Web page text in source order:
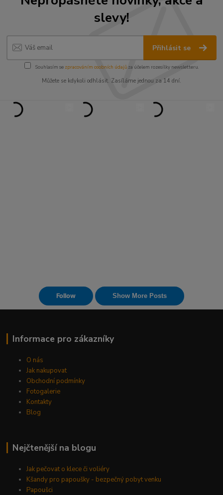
slevy!
Přihlásit se
Souhlasím se zpracováním osobních údajůza účelem rozesílky newsletteru.
Můžete se kdykoli odhlásit. Zasíláme jednou za 14 dní.
Informace pro zákazníky
O nás
Jak nakupovat
Obchodní podmínky
Fotogalerie
Kontakty
Blog
Nejčtenější na blogu
Jak pečovat o klece či voliéry
Kšandy pro papoušky - bezpečný pobyt venku
Papoušci